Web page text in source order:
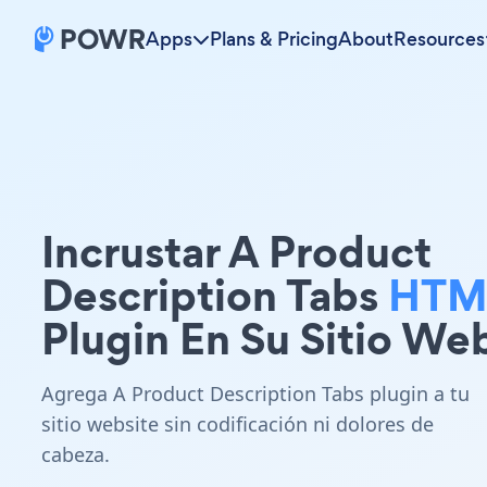
Apps Plans & PricingAboutResources
Incrustar A Product
Description Tabs
Plugin En Su Sitio
Agrega A Product Description Tabs plugin a tu
sitio website sin codificación ni dolores de
cabeza.